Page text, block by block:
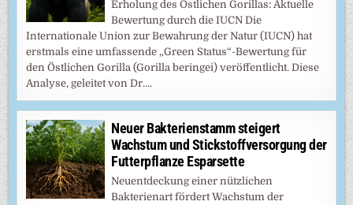
Erholung des Östlichen Gorillas: Aktuelle
Bewertung durch die IUCN Die
Internationale Union zur Bewahrung der Natur (IUCN) hat
erstmals eine umfassende „Green Status“-Bewertung für
den Östlichen Gorilla (Gorilla beringei) veröffentlicht. Diese
Analyse, geleitet von Dr….
Neuer Bakterienstamm steigert
Wachstum und Stickstoffversorgung der
Futterpflanze Esparsette
Neuentdeckung einer nützlichen
Bakterienart fördert Wachstum der